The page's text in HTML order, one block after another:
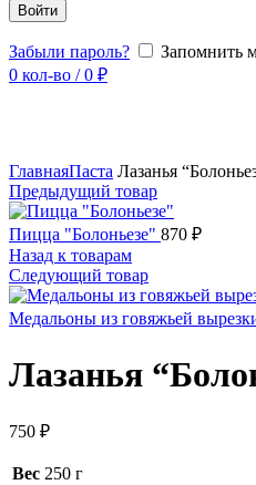
Войти
Забыли пароль?
Запомнить
0 кол-во / 0 ₽
ГлавнаяПаста Лазанья
Предыдущий товар
Пицца "Болоньезе" 870 ₽
Назад к товарам
Следующий товар
Медальоны из говяжьей
Лазанья
750 ₽
Вес 250 г